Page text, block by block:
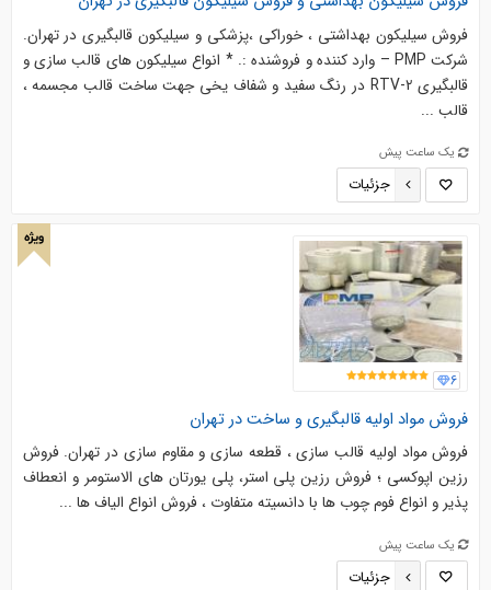
فروش سیلیکون بهداشتی ، خوراکی ،پزشکی و سیلیکون قالبگیری در تهران.
شرکت PMP – وارد کننده و فروشنده :. * انواع سیلیکون های قالب سازی و
قالبگیری RTV-2 در رنگ سفید و شفاف یخی جهت ساخت قالب مجسمه ،
قالب ...
یک ساعت پیش
جزئیات
ویژه
6
فروش مواد اولیه قالبگیری و ساخت در تهران
فروش مواد اولیه قالب سازی ، قطعه سازی و مقاوم سازی در تهران. فروش
رزین اپوکسی ؛ فروش رزین پلی استر، پلی یورتان های الاستومر و انعطاف
پذیر و انواع فوم چوب ها با دانسیته متفاوت ، فروش انواع الیاف ها ...
یک ساعت پیش
جزئیات